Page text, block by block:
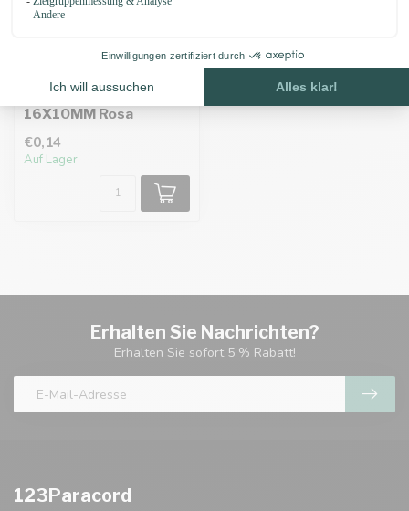
16X10MM Rosa
€0,14
Auf Lager
Erhalten Sie Nachrichten?
Erhalten Sie sofort 5 % Rabatt!
123Paracord